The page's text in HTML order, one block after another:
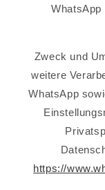
WhatsApp
Zweck und
weitere
WhatsApp
https://